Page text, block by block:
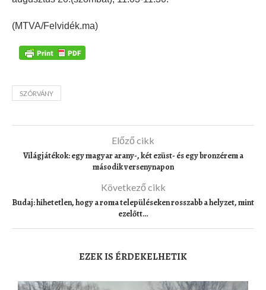
(MTVA/Felvidék.ma)
SZÓRVÁNY
Előző cikk
Világjátékok: egy magyar arany-, két ezüst- és egy bronzérem a
második versenynapon
Következő cikk
Budaj: hihetetlen, hogy a roma településeken rosszabb a helyzet, mint
ezelőtt…
EZEK IS ÉRDEKELHETIK